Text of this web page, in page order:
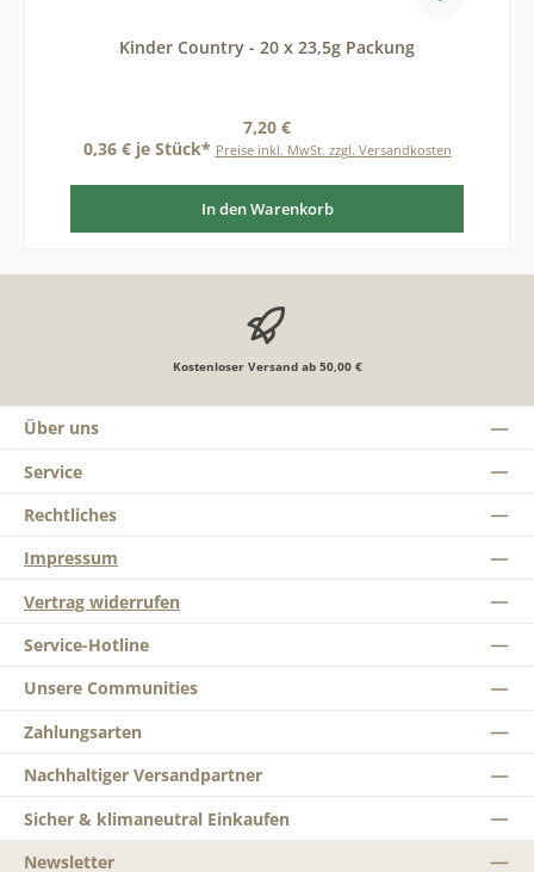
Kinder Country - 20 x 23,5g Packung
Regulärer Preis:
7,20 €
0,36 € je Stück* Preise inkl. MwSt. zzgl. Versandkosten
In den Warenkorb
Kostenloser Versand ab 50,00 €
Über uns
Service
Rechtliches
Impressum
Vertrag widerrufen
Service-Hotline
Unsere Communities
Zahlungsarten
Sicher & klimaneutral Einkaufen
Nachhaltiger Versandpartner
Newsletter